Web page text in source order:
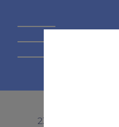
23 JANVIER 2018